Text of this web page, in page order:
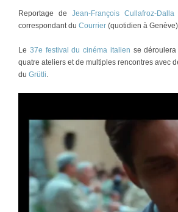
Reportage de Jean-François Cullafroz-Dalla
correspondant du Courrier (quotidien à Genève)
Le 37e festival du cinéma italien se
quatre ateliers et de multiples rencontres avec
du Grütli.